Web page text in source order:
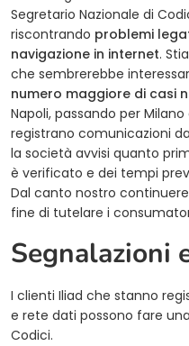
Segretario Nazionale di
riscontrando problemi
navigazione in internet.
che sembrerebbe
numero maggiore di casi
Napoli, passando per
registrano comunicazioni
la società avvisi quanto
è verificato e dei tempi
Dal canto nostro
fine di tutelare i
Segnalazioni
I clienti Iliad che stanno
e rete dati possono fare
Codici.